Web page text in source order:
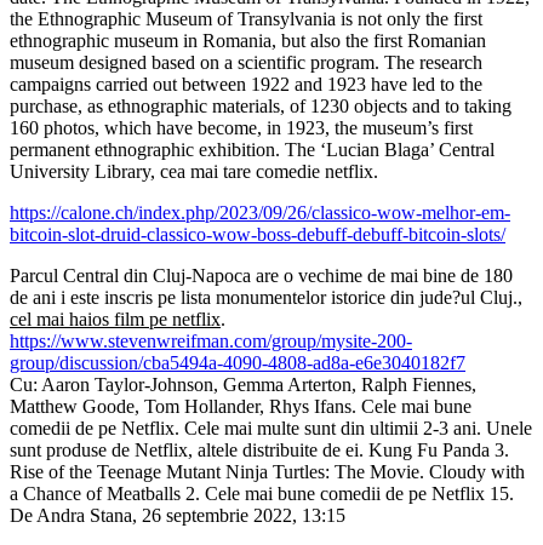
the Ethnographic Museum of Transylvania is not only the first
ethnographic museum in Romania, but also the first Romanian
museum designed based on a scientific program. The research
campaigns carried out between 1922 and 1923 have led to the
purchase, as ethnographic materials, of 1230 objects and to taking
160 photos, which have become, in 1923, the museum’s first
permanent ethnographic exhibition. The ‘Lucian Blaga’ Central
University Library, cea mai tare comedie netflix.
https://calone.ch/index.php/2023/09/26/classico-wow-melhor-em-
bitcoin-slot-druid-classico-wow-boss-debuff-debuff-bitcoin-slots/
Parcul Central din Cluj-Napoca are o vechime de mai bine de 180
de ani i este inscris pe lista monumentelor istorice din jude?ul Cluj.,
cel mai haios film pe netflix.
https://www.stevenwreifman.com/group/mysite-200-
group/discussion/cba5494a-4090-4808-ad8a-e6e3040182f7
Cu: Aaron Taylor-Johnson, Gemma Arterton, Ralph Fiennes,
Matthew Goode, Tom Hollander, Rhys Ifans. Cele mai bune
comedii de pe Netflix. Cele mai multe sunt din ultimii 2-3 ani. Unele
sunt produse de Netflix, altele distribuite de ei. Kung Fu Panda 3.
Rise of the Teenage Mutant Ninja Turtles: The Movie. Cloudy with
a Chance of Meatballs 2. Cele mai bune comedii de pe Netflix 15.
De Andra Stana, 26 septembrie 2022, 13:15